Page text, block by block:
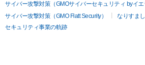
サイバー攻撃対策（GMOサイバーセキュリティ byイエ
サイバー攻撃対策（GMO Flatt Security）
なりすま
セキュリティ事業の軌跡